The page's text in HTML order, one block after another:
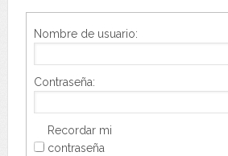
Nombre de usuario:
Contraseña:
Recordar mi
contraseña